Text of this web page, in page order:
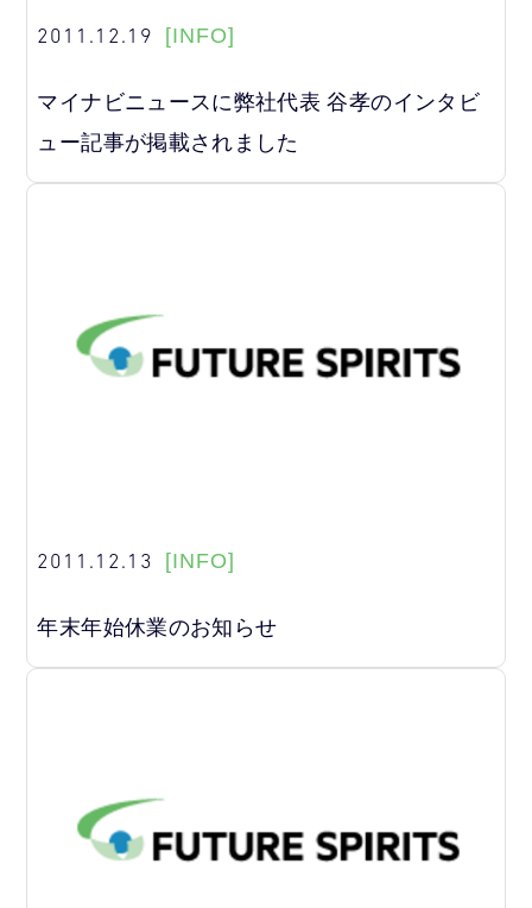
2011.12.19 [INFO]
マイナビニュースに弊社代表 谷孝のインタビ
ュー記事が掲載されました
2011.12.13 [INFO]
年末年始休業のお知らせ